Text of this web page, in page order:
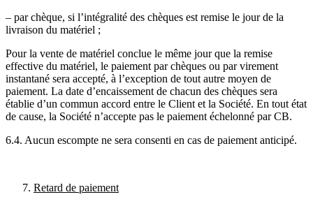
– par chèque, si l’intégralité des chèques est remise le jour de la
livraison du matériel ;
Pour la vente de matériel conclue le même jour que la remise
effective du matériel, le paiement par chèques ou par virement
instantané sera accepté, à l’exception de tout autre moyen de
paiement. La date d’encaissement de chacun des chèques sera
établie d’un commun accord entre le Client et la Société. En tout état
de cause, la Société n’accepte pas le paiement échelonné par CB.
6.4. Aucun escompte ne sera consenti en cas de paiement anticipé.
Retard de paiement